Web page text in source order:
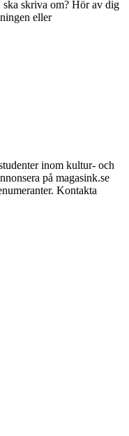
skriva om? Hör av dig
eller
inom kultur- och
på magasink.se
Kontakta